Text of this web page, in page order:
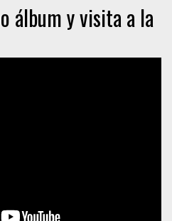
álbum y visita a la